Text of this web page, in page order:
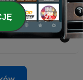
France